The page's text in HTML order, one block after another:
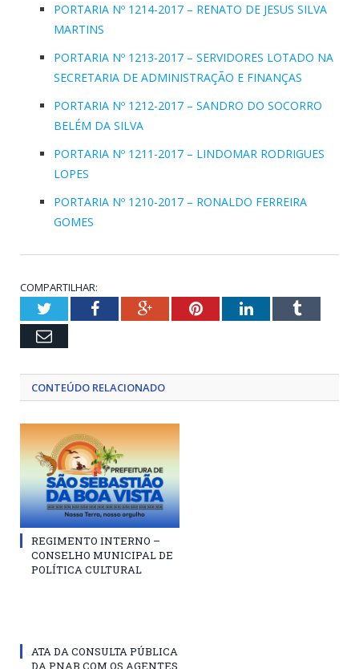
PORTARIA Nº 1214-2017 – RENATO DE JESUS SILVA
MARTINS
PORTARIA Nº 1213-2017 – SERVIDORES LOTADO NA
SECRETARIA DE ADMINISTRAÇÃO E FINANÇAS
PORTARIA Nº 1212-2017 – SANDRO DO SOCORRO
BELÉM DA SILVA
PORTARIA Nº 1211-2017 – LINDOMAR RODRIGUES
LOPES
PORTARIA Nº 1210-2017 – RONALDO FERREIRA
GOMES
COMPARTILHAR:
TwitterFacebookGoogle+PinterestLinkedInTumblr
Email
CONTEÚDO RELACIONADO
REGIMENTO INTERNO –
CONSELHO MUNICIPAL DE
POLÍTICA CULTURAL
ATA DA CONSULTA PÚBLICA
DA PNAB COM OS AGENTES